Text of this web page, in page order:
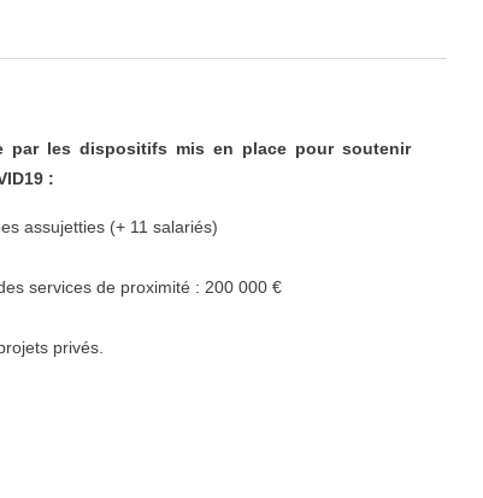
par les dispositifs mis en place pour soutenir
:
assujetties (+ 11 salariés)
services de proximité : 200 000 €
privés.